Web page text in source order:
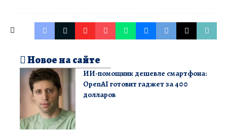
Новое на сайте
ИИ-помощник дешевле смартфона:
OpenAI готовит гаджет за 400
долларов